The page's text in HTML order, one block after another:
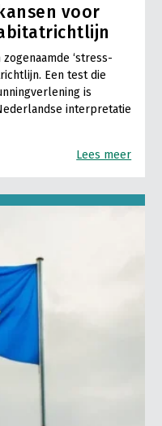
voor
‘stress-
Een test die
is
interpretatie
Lees meer